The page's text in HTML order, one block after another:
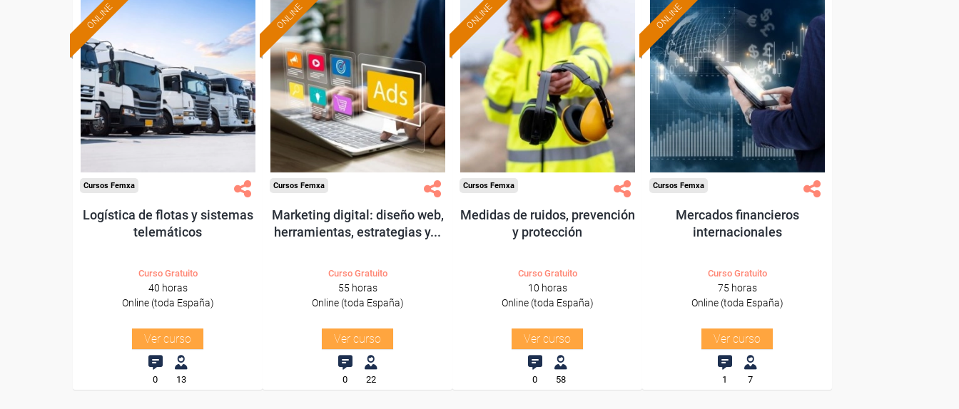
ONLINE
Formación 100%
subvencionada.
Para desempleados,
trabajadores y autónomos.
Sector
-Transporte y Logística.
Cursos Femxa
Logística de flotas y sistemas
telemáticos
Curso Gratuito
40 horas
Online (toda España)
Ver curso
0 13
ONLINE
Formación 100%
subvencionada.
Para desempleados,
trabajadores y autónomos.
Sector
-Comercio.
Cursos Femxa
Marketing digital: diseño web,
herramientas, estrategias y...
Curso Gratuito
55 horas
Online (toda España)
Ver curso
0 22
ONLINE
Formación 100%
subvencionada.
Para desempleados,
trabajadores y autónomos.
Sector
-Construcción e industrias
Extractivas.
Cursos Femxa
Medidas de ruidos, prevención
y protección
Curso Gratuito
10 horas
Online (toda España)
Ver curso
0 58
ONLINE
Formación 100%
subvencionada.
Para desempleados,
trabajadores y autónomos.
Sector
-Finanzas y Seguros.
Cursos Femxa
Mercados financieros
internacionales
Curso Gratuito
75 horas
Online (toda España)
Ver curso
1 7